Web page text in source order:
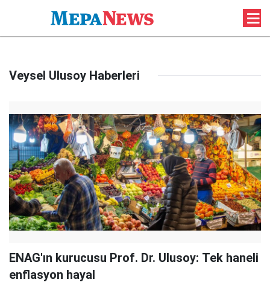
Veysel Ulusoy Haberleri
ENAG'ın kurucusu Prof. Dr. Ulusoy: Tek haneli
enflasyon hayal